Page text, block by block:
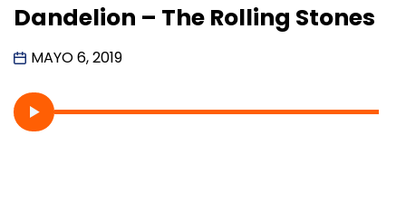
Dandelion – The Rolling Stones
MAYO 6, 2019